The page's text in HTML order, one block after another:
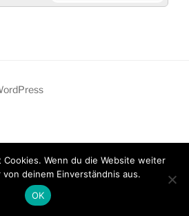
Cookies. Wenn du die Website weiter
deinem Einverständnis aus.
OK